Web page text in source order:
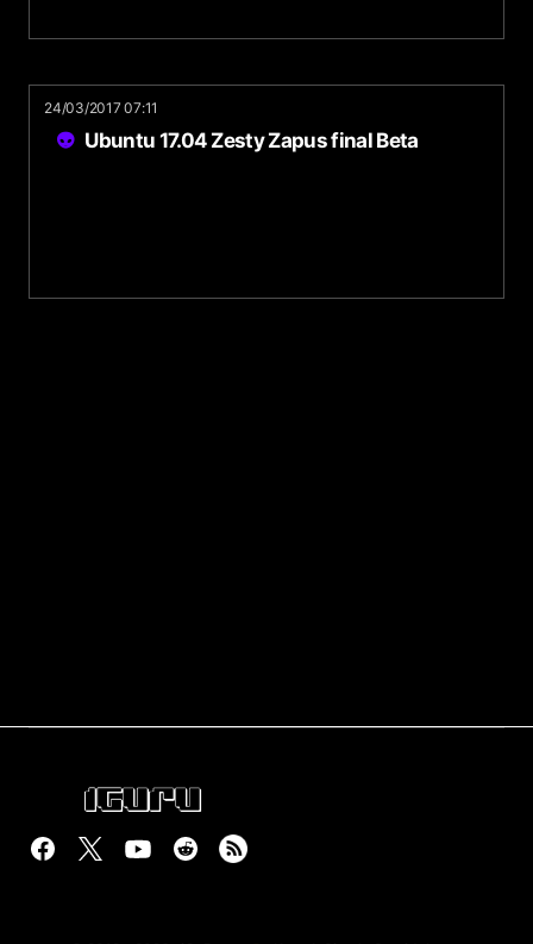
24/03/2017 07:11
Ubuntu 17.04 Zesty Zapus final Beta